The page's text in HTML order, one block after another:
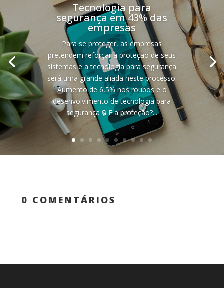
Tecnologia para
segurança em 43% das
empresas
Para se proteger, as empresas
pretendem reforçar a proteção de seus
sistemas e a tecnologia para segurança
será uma grande aliada neste processo.
Aumento de 6,5% nos roubos e o
desenvolvimento de tecnologia para
segurança 🔒 E a proteção?...
0 COMENTÁRIOS